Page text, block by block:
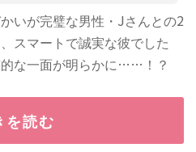
いが完璧な男性・Jさんとの2
スマートで誠実な彼でした
な一面が明らかに……！？
を読む